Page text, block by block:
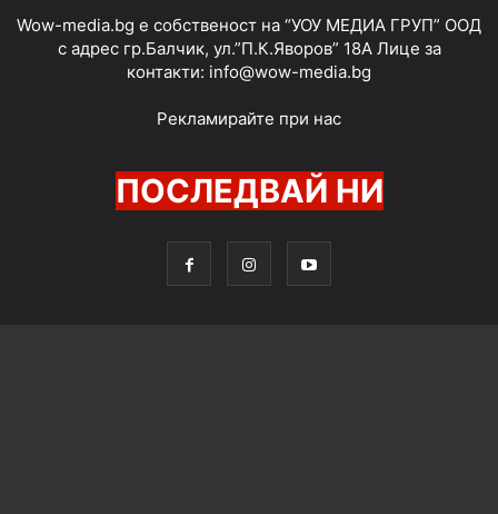
Wow-media.bg е собственост на “УОУ МЕДИА ГРУП” ООД
с адрес гр.Балчик, ул.”П.К.Яворов” 18А Лице за
контакти: info@wow-media.bg
Рекламирайте при нас
ПОСЛЕДВАЙ НИ